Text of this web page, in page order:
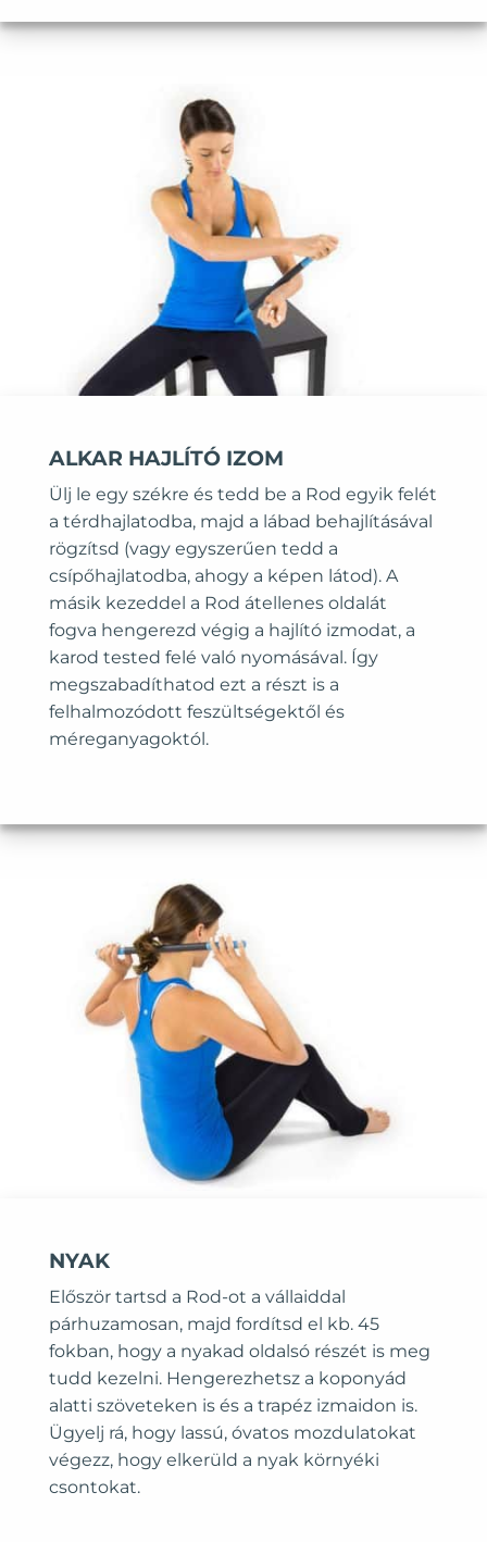
ALKAR HAJLÍTÓ IZOM
Ülj le egy székre és tedd be a Rod egyik felét
a térdhajlatodba, majd a lábad behajlításával
rögzítsd (vagy egyszerűen tedd a
csípőhajlatodba, ahogy a képen látod). A
másik kezeddel a Rod átellenes oldalát
fogva hengerezd végig a hajlító izmodat, a
karod tested felé való nyomásával. Így
megszabadíthatod ezt a részt is a
felhalmozódott feszültségektől és
méreganyagoktól.
NYAK
Először tartsd a Rod-ot a vállaiddal
párhuzamosan, majd fordítsd el kb. 45
fokban, hogy a nyakad oldalsó részét is meg
tudd kezelni. Hengerezhetsz a koponyád
alatti szöveteken is és a trapéz izmaidon is.
Ügyelj rá, hogy lassú, óvatos mozdulatokat
végezz, hogy elkerüld a nyak környéki
csontokat.